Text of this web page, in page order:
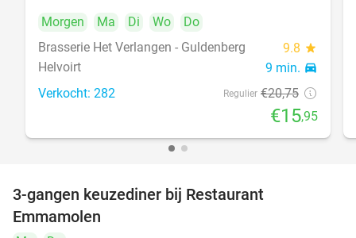
Morgen
Ma Di Wo
Do
Brasserie Het Verlangen - Guldenberg
9.8 star
Helvoirt 9 min. directions_car
Verkocht: 282 Regulier €20,75
€15,95
3-gangen keuzediner bij Restaurant
Emmamolen